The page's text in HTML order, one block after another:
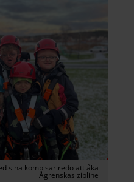
sina kompisar redo att åka
Ågrenskas zipline